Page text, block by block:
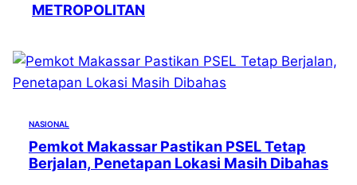
METROPOLITAN
NASIONAL
Pemkot Makassar Pastikan PSEL Tetap
Berjalan, Penetapan Lokasi Masih Dibahas